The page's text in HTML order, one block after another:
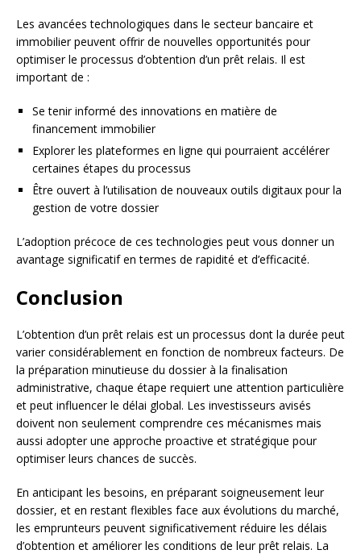
Les avancées technologiques dans le secteur bancaire et
immobilier peuvent offrir de nouvelles opportunités pour
optimiser le processus d’obtention d’un prêt relais. Il est
important de :
Se tenir informé des innovations en matière de
financement immobilier
Explorer les plateformes en ligne qui pourraient accélérer
certaines étapes du processus
Être ouvert à l’utilisation de nouveaux outils digitaux pour la
gestion de votre dossier
L’adoption précoce de ces technologies peut vous donner un
avantage significatif en termes de rapidité et d’efficacité.
Conclusion
L’obtention d’un prêt relais est un processus dont la durée peut
varier considérablement en fonction de nombreux facteurs. De
la préparation minutieuse du dossier à la finalisation
administrative, chaque étape requiert une attention particulière
et peut influencer le délai global. Les investisseurs avisés
doivent non seulement comprendre ces mécanismes mais
aussi adopter une approche proactive et stratégique pour
optimiser leurs chances de succès.
En anticipant les besoins, en préparant soigneusement leur
dossier, et en restant flexibles face aux évolutions du marché,
les emprunteurs peuvent significativement réduire les délais
d’obtention et améliorer les conditions de leur prêt relais. La